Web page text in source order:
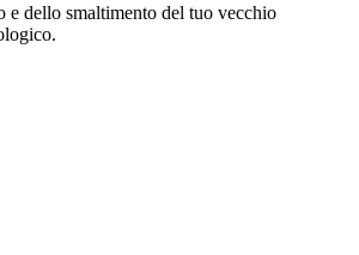
e dello smaltimento del tuo vecchio